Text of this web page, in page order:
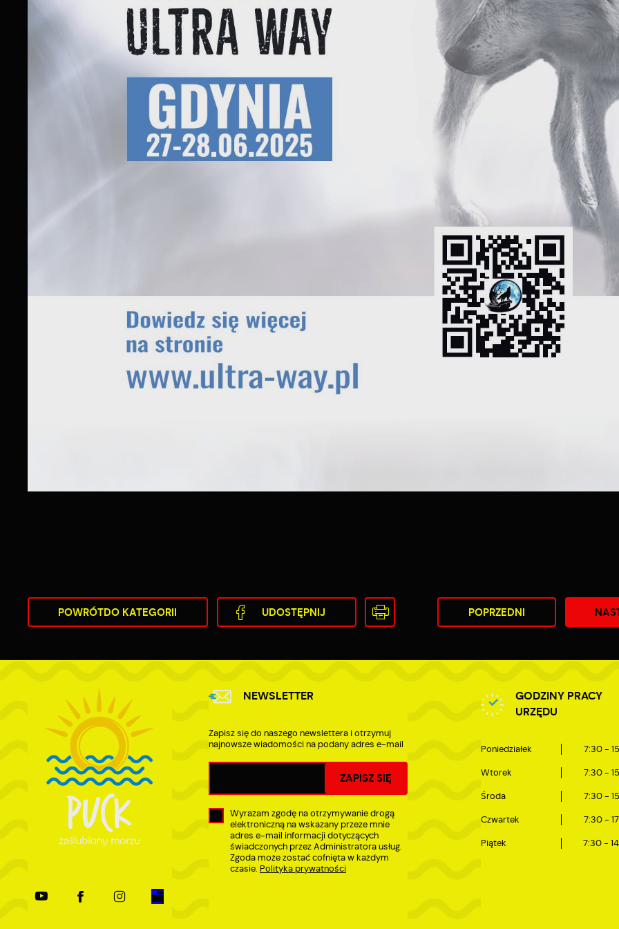
POWRÓTDO KATEGORII UDOSTĘPNIJ POPRZEDNI
NEWSLETTER
Zapisz się do naszego newslettera i otrzymuj
najnowsze wiadomości na podany adres e-mail
Wyrażam zgodę na otrzymywanie drogą
elektroniczną na wskazany przeze mnie
adres e-mail informacji dotyczących
świadczonych przez Administratora usług.
Zgoda może zostać cofnięta w każdym
czasie. Polityka prywatności
GODZINY PRACY
URZĘDU
Poniedziałek 7:30 -
Wtorek 7:30 -
Środa 7:30 -
Czwartek 7:30 -
Piątek 7:30 -
Analityczne pliki cookies pomagają nam rozwijać się i dostosowywać do Twoich
potrzeb.
Cookies analityczne pozwalają na uzyskanie informacji w zakresie wykorzystywania
witryny internetowej, miejsca oraz częstotliwości, z jaką odwiedzane są nasze serwisy
www. Dane pozwalają nam na ocenę naszych serwisów internetowych pod względem
ich popularności wśród użytkowników. Zgromadzone informacje są przetwarzane w
formie zanonimizowanej. Wyrażenie zgody na analityczne pliki cookies gwarantuje
dostępność wszystkich funkcjonalności.
Więcej
Reklamowe
Dzięki reklamowym plikom cookies prezentujemy Ci najciekawsze informacje i
aktualności na stronach naszych partnerów.
Promocyjne pliki cookies służą do prezentowania Ci naszych komunikatów na
podstawie analizy Twoich upodobań oraz Twoich zwyczajów dotyczących
witryny internetowej. Treści promocyjne mogą pojawić się na stronach podmiotów
trzecich lub firm będących naszymi partnerami oraz innych dostawców usług. Firmy
te działają w charakterze pośredników prezentujących nasze treści w postaci
wiadomości, ofert, komunikatów mediów społecznościowych.